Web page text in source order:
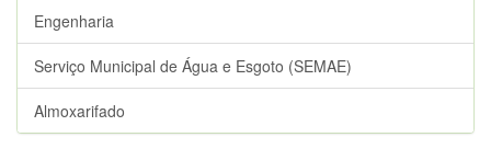
Engenharia
Serviço Municipal de Água e Esgoto (SEMAE)
Almoxarifado